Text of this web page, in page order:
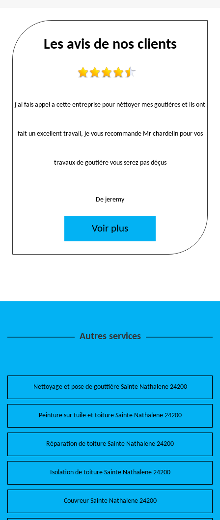
Les avis de nos clients
j'ai fais appel a cette entreprise pour néttoyer mes goutières et ils ont
fait un excellent travail, je vous recommande Mr chardelin pour vos
travaux de goutière vous serez pas déçus
De jeremy
Voir plus
Autres services
Nettoyage et pose de gouttière Sainte Nathalene 24200
Peinture sur tuile et toiture Sainte Nathalene 24200
Réparation de toiture Sainte Nathalene 24200
Isolation de toiture Sainte Nathalene 24200
Couvreur Sainte Nathalene 24200